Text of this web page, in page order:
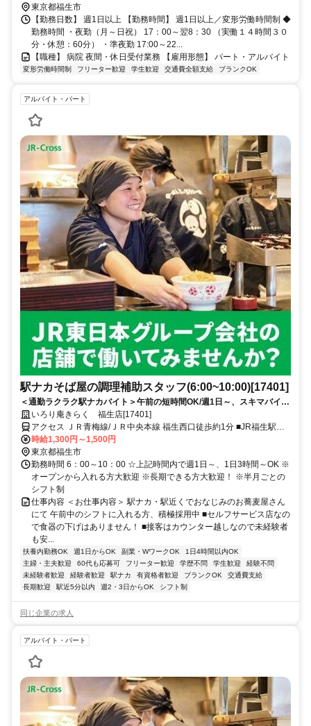
東京都福生市
【勤務日数】 週1日以上 【勤務時間】 週1日以上／変形労働時間制 ◆
勤務時間 ・夜勤（月～日祝） 17：00～翌8：30 （実働１４時間３０
分・休憩：60分） ・準夜勤 17:00～22...
【職種】 病院 夜間・休日受付業務 【雇用形態】 パート・アルバイト
変形労働時間制 フリーター歓迎 学生歓迎 交通費全額支給 ブランクOK
アルバイト・パート
駅ナカそば屋の調理補助スタッフ(6:00~10:00)[17401]
＜通勤ラクラク駅ナカバイト＞午前の短時間OK/週1日～、スキマバイ
ト/未経験歓迎/面接時履歴書不要
いろり庵きらく 福生店[17401]
アクセス ＪＲ青梅線/ＪＲ中央本線 福生西口徒歩約1分 ■JR福生駅構
内■福生駅、牛浜駅、熊川駅、拝島駅、羽村駅からも通勤できます
時給1,300円～1,500円
東京都福生市
勤務時間 6：00～10：00 ☆上記時間内で週1日～、1日3時間～OK ※
オープンから入れる方大歓迎 ※長期できる方大歓迎！ ※半月ごとの
シフト制
仕事内容 ＜お仕事内容＞ 駅ナカ・駅近くでおなじみのお蕎麦屋さん
にて 午前中のシフトに入れる方、積極採用中 ■セルフサービス店なの
で食器の下げはありません！ ■接客はカウンター越しなので未経験者
も安...
扶養内勤務OK 週1日からOK 副業・WワークOK
1日4時間以内OK
主婦・主夫歓迎
60代も応募可 フリーター歓迎 学歴不問 学生歓迎
経験不問
未経験者歓迎
経験者歓迎 駅ナカ 有資格者歓迎 ブランクOK
交通費支給
長期歓迎
駅近5分以内 週2・3日からOK シフト制
同じ企業の求人
アルバイト・パート